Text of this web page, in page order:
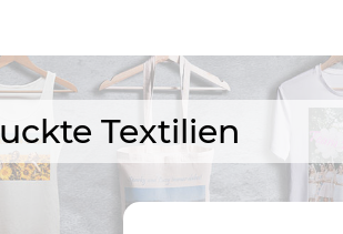
Textilien